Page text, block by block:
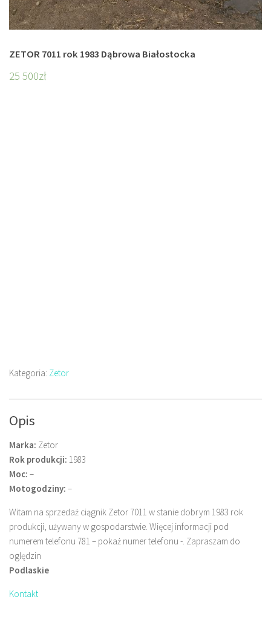
ZETOR 7011 rok 1983 Dąbrowa Białostocka
25 500zł
Kategoria: Zetor
Opis
Marka: Zetor
Rok produkcji: 1983
Moc: –
Motogodziny: –
Witam na sprzedaż ciągnik Zetor 7011 w stanie dobrym 1983 rok
produkcji, używany w gospodarstwie. Więcej informacji pod
numerem telefonu 781 – pokaż numer telefonu -. Zapraszam do
oględzin
Podlaskie
Kontakt